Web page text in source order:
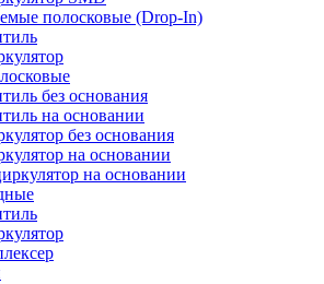
полосковые (Drop-In)
без основания
на основании
без основания
на основании
на основании